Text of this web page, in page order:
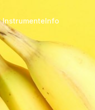
InstrumenteInfo